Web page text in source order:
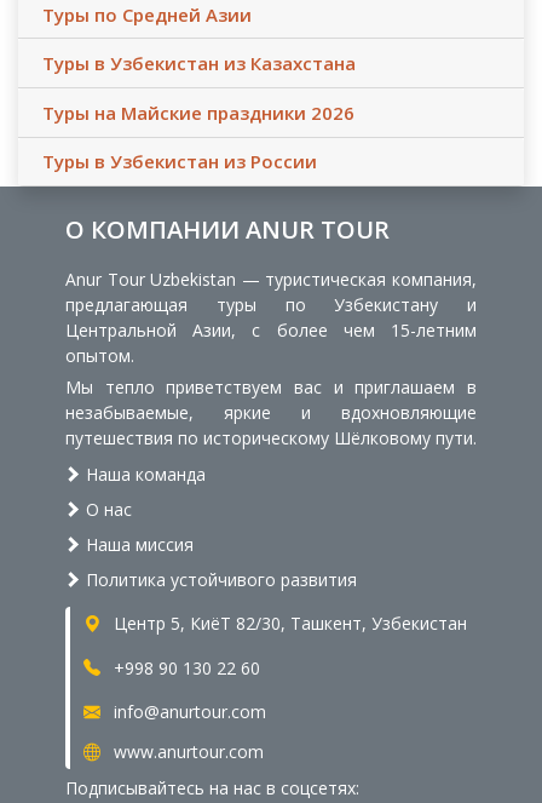
Туры по Средней Азии
Туры в Узбекистан из Казахстана
Туры на Майские праздники 2026
Туры в Узбекистан из России
О КОМПАНИИ ANUR TOUR
Anur Tour Uzbekistan — туристическая компания,
предлагающая туры по Узбекистану и
Центральной Азии, с более чем 15-летним
опытом.
Мы тепло приветствуем вас и приглашаем в
незабываемые, яркие и вдохновляющие
путешествия по историческому Шёлковому пути.
Наша команда
О нас
Наша миссия
Политика устойчивого развития
Центр 5, КиёТ 82/30, Ташкент, Узбекистан
+998 90 130 22 60
info@anurtour.com
www.anurtour.com
Подписывайтесь на нас в соцсетях: